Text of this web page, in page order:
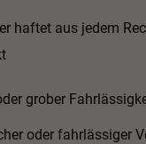
haftet aus jedem
grober
oder fahrlässiger